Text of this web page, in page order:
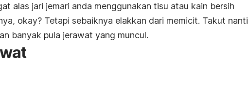
alas jari jemari anda menggunakan tisu atau kain bersih
okay? Tetapi sebaiknya elakkan dari memicit. Takut nanti
banyak pula jerawat yang muncul.